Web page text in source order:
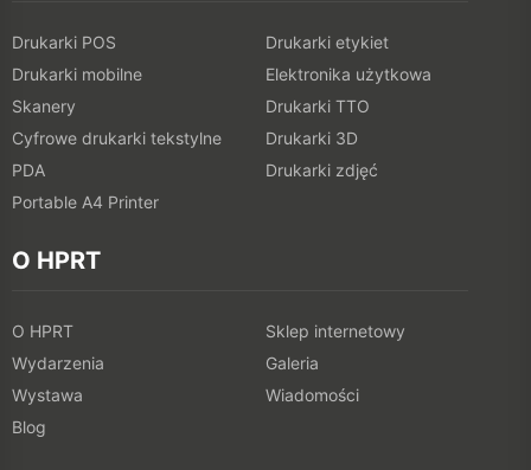
Drukarki POS
Drukarki etykiet
Drukarki mobilne
Elektronika użytkowa
Skanery
Drukarki TTO
Cyfrowe drukarki tekstylne
Drukarki 3D
PDA
Drukarki zdjęć
Portable A4 Printer
O HPRT
O HPRT
Sklep internetowy
Wydarzenia
Galeria
Wystawa
Wiadomości
Blog